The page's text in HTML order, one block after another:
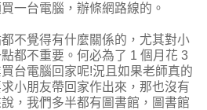
一台電腦，辦條網路線的。
不覺得有什麼關係的，尤其對小
都不重要。何必為了 1 個月花 3
台電腦回家呢!況且如果老師真的
小朋友帶回家作出來，那也沒有
，我們多半都有圖書館，圖書館